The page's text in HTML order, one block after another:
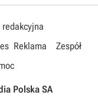
Reklama
Zespół
Polska SA